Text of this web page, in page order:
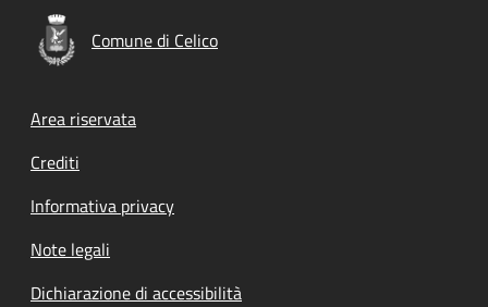
Comune di Celico
Footer menu
Area riservata
Crediti
Informativa privacy
Note legali
Dichiarazione di accessibilità